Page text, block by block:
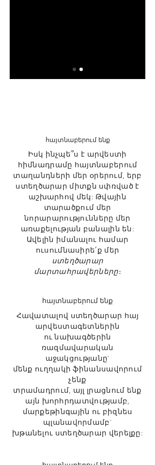
հայտնաբերում ենք
Իսկ ինչպե՞ս է արվեստի
հիմնադրամը հայտնաբերում
տաղանդների մեր օրերում, երբ
ստեղծարար միտքն սփռված է
աշխարհով մեկ: Թվային
տարածքում մեր
նորարարությունները մեր
առաքելության բանալին են:
Ավելին իմանալու համար
ուսումնասիրե՛ք մեր
ստեղծարար
մարտահրավերները։
հայտնաբերում ենք
Հավատալով ստեղծարար հայ
արվեստագետներին
ու նախագծերին
ռազմավարական
աջակցությանը`
մենք ուղղակի ֆինանսավորում
չենք
տրամադրում, այլ լրացնում ենք
այն խորհրդատվությամբ,
մարքեթինգային ու բիզնես
պլանավորմամբ`
խթանելու ստեղծարար վերելքը: